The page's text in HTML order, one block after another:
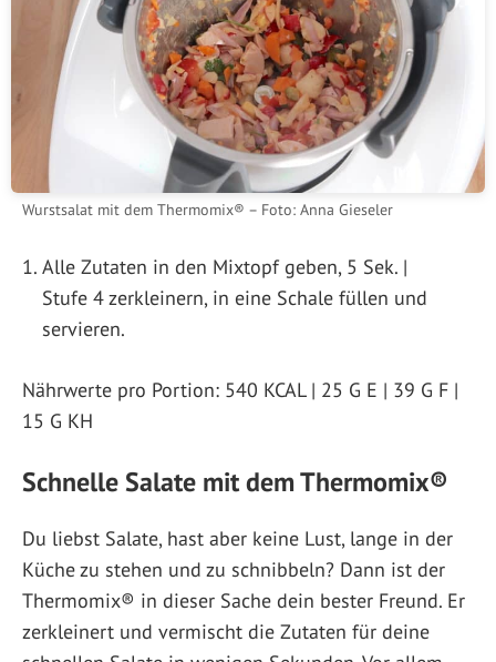
Wurstsalat mit dem Thermomix® – Foto: Anna Gieseler
Alle Zutaten in den Mixtopf geben, 5 Sek. |
Stufe 4 zerkleinern, in eine Schale füllen und
servieren.
Nährwerte pro Portion: 540 KCAL | 25 G E | 39 G F |
15 G KH
Schnelle Salate mit dem Thermomix®
Du liebst Salate, hast aber keine Lust, lange in der
Küche zu stehen und zu schnibbeln? Dann ist der
Thermomix® in dieser Sache dein bester Freund. Er
zerkleinert und vermischt die Zutaten für deine